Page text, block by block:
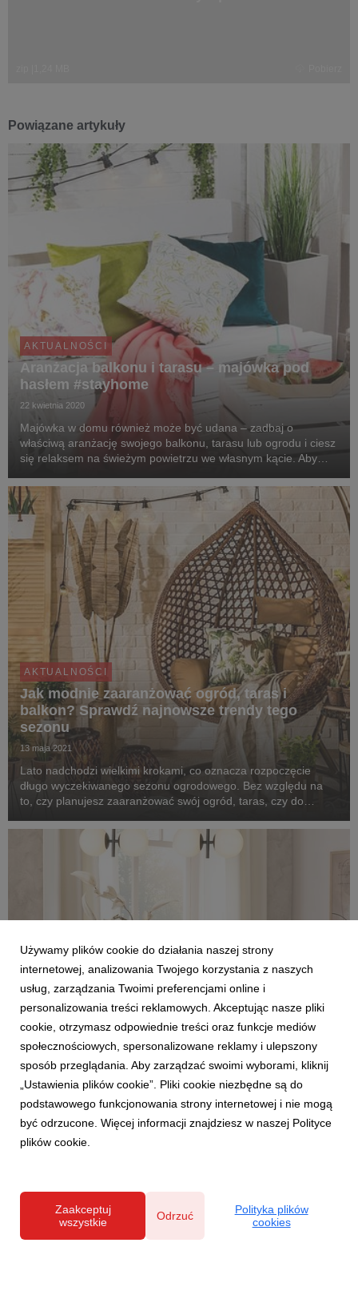
Powiązane artykuły
AKTUALNOŚCI
Aranżacja balkonu i tarasu – majówka pod
hasłem #stayhome
22 kwietnia 2020
Majówka w domu również może być udana – zadbaj o
właściwą aranżację swojego balkonu, tarasu lub ogrodu i ciesz
się relaksem na świeżym powietrzu we własnym kącie. Aby
ją w praktyczne i stylowe akcesoria oraz d...
AKTUALNOŚCI
Jak modnie zaaranżować ogród, taras i
balkon? Sprawdź najnowsze trendy tego
sezonu
13 maja 2021
Lato nadchodzi wielkimi krokami, co oznacza rozpoczęcie
długo wyczekiwanego sezonu ogrodowego. Bez względu na
to, czy planujesz zaaranżować swój ogród, taras, czy do
i stylowych dekoracji, które umilą Ci czas. O ...
AKTUALNOŚCI
Najmodniejsze wnętrza sezonu wiosna-lato
2022. Eksperci Salonów Agata typują trendy,
które pokochamy w tym roku
25 kwietnia 2022
Sezon wiosna-lato 2022 we wnętrzach to intrygująca
mieszanka kilku światów – natury, intensywnych kolorów i
minimalizmu. Z jednej strony trendy inspirują nas do
Używamy plików cookie do działania naszej strony
internetowej, analizowania Twojego korzystania z naszych
usług, zarządzania Twoimi preferencjami online i
personalizowania treści reklamowych. Akceptując nasze pliki
cookie, otrzymasz odpowiednie treści oraz funkcje mediów
społecznościowych, spersonalizowane reklamy i ulepszony
sposób przeglądania. Aby zarządzać swoimi wyborami, kliknij
„Ustawienia plików cookie”. Pliki cookie niezbędne są do
podstawowego funkcjonowania strony internetowej i nie mogą
być odrzucone. Więcej informacji znajdziesz w naszej Polityce
plików cookie.
Zaakceptuj
wszystkie
Odrzuć
Polityka plików
cookies